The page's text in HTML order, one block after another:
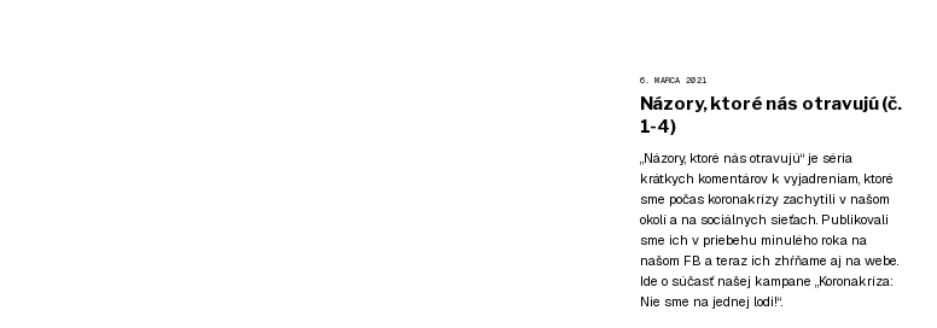
6. MARCA 2021
Názory, ktoré nás otravujú (č.
1-4)
„Názory, ktoré nás otravujú“ je séria
krátkych komentárov k vyjadreniam, ktoré
sme počas koronakrízy zachytili v našom
okolí a na sociálnych sieťach. Publikovali
sme ich v priebehu minulého roka na
našom FB a teraz ich zhŕňame aj na webe.
Ide o súčasť našej kampane „Koronakríza:
Nie sme na jednej lodi!“.